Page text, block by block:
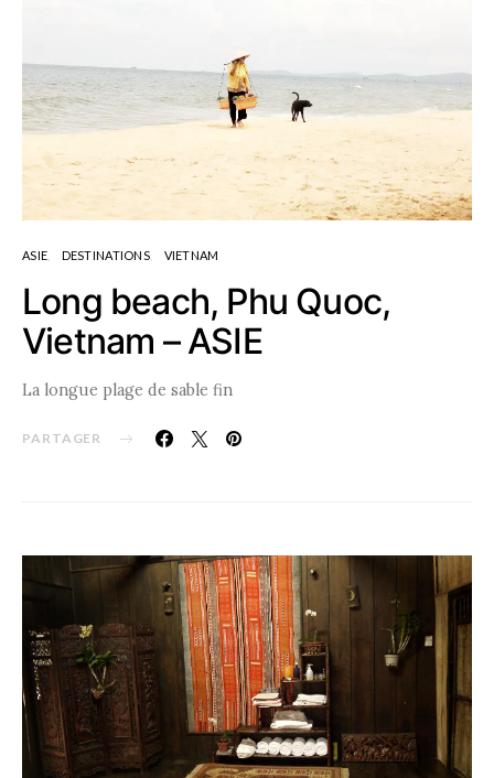
ASIE DESTINATIONS VIETNAM
Long beach, Phu Quoc,
Vietnam – ASIE
La longue plage de sable fin
PARTAGER